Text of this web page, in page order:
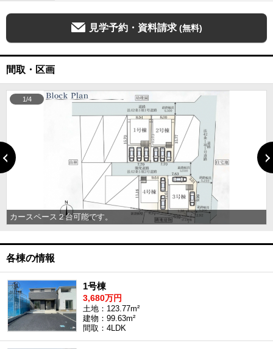
見学予約・資料請求 (無料)
間取・区画
カースペース２台可能です。
1/4
各棟の情報
1号棟
3,680万円
土地：123.77m²
建物：99.63m²
間取：4LDK